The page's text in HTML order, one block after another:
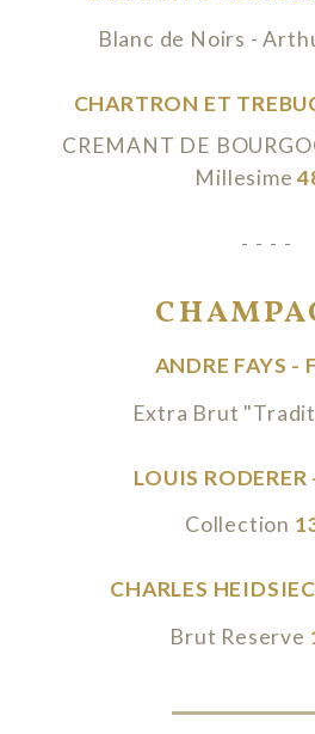
Blanc de Noirs -
CHARTRON ET
CREMANT DE
Millesime
- - - -
ANDRE FAYS -
Extra Brut
LOUIS
Collection
CHARLES
Brut Reserve